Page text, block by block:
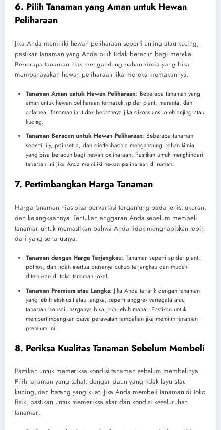
6. Pilih Tanaman yang Aman untuk Hewan
Peliharaan
Jika Anda memiliki hewan peliharaan seperti anjing atau kucing,
pastikan tanaman yang Anda pilih tidak beracun bagi mereka.
Beberapa tanaman hias mengandung bahan kimia yang bisa
membahayakan hewan peliharaan jika mereka memakannya.
Tanaman Aman untuk Hewan Peliharaan: Beberapa tanaman yang
aman untuk hewan peliharaan termasuk spider plant, maranta, dan
calathea. Tanaman ini tidak berbahaya jika dikonsumsi oleh anjing atau
kucing.
Tanaman Beracun untuk Hewan Peliharaan: Beberapa tanaman
seperti lily, poinsettia, dan dieffenbachia mengandung bahan kimia
yang bisa beracun bagi hewan peliharaan. Pastikan untuk menghindari
tanaman ini jika Anda memiliki hewan peliharaan di rumah.
7. Pertimbangkan Harga Tanaman
Harga tanaman hias bisa bervariasi tergantung pada jenis, ukuran,
dan kelangkaannya. Tentukan anggaran Anda sebelum membeli
tanaman untuk memastikan bahwa Anda tidak menghabiskan lebih
dari yang seharusnya.
Tanaman dengan Harga Terjangkau: Tanaman seperti spider plant,
pothos, dan lidah mertua biasanya cukup terjangkau dan mudah
ditemukan di toko tanaman lokal.
Tanaman Premium atau Langka: Jika Anda tertarik dengan tanaman
yang lebih eksklusif atau langka, seperti anggrek variegata atau
tanaman bonsai, harganya bisa jauh lebih mahal. Pastikan untuk
mempertimbangkan biaya perawatan tambahan jika memilih tanaman
premium ini.
8. Periksa Kualitas Tanaman Sebelum Membeli
Pastikan untuk memeriksa kondisi tanaman sebelum membelinya.
Pilih tanaman yang sehat, dengan daun yang tidak layu atau
kuning, dan batang yang kuat. Jika Anda membeli tanaman di toko
fisik, pastikan untuk memeriksa akar dan kondisi keseluruhan
tanaman.